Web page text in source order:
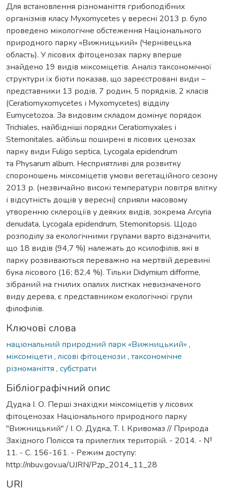
Для встановлення різноманіття грибоподібних
організмів класу Myxomycetes у вересні 2013 р. було
проведено мікологічне обстеження Національного
природного парку «Вижницький» (Чернівецька
область). У лісових фітоценозах парку вперше
знайдено 19 видів міксоміцетів. Аналіз таксономічної
структури їх біоти показав, що зареєстровані види −
представники 13 родів, 7 родин, 5 порядків, 2 класів
(Ceratiomyxomycetes і Myxomycetes) відділу
Eumycetozoa. За видовим складом домінує порядок
Trichiales, найбідніші порядки Ceratiomyxales і
Stemonitales. айбільш поширені в лісових ценозах
парку види Fuligo septica, Lycogala epidendrum
та Physarum album. Несприятливі для розвитку
спороношень міксоміцетів умови вегетаційного сезону
2013 р. (незвичайно високі температури повітря влітку
і відсутність дощів у вересні) сприяли масовому
утворенню склероціїв у деяких видів, зокрема Arcyria
denudata, Lycogala epidendrum, Stemonitopsis. Щодо
розподілу за екологічними групами варто відзначити,
що 18 видів (94,7 %) належать до ксилофілів, які в
парку розвиваються переважно на мертвій деревині
бука лісового (16; 82,4 %). Тільки Didymium difforme,
зібраний на гнилих опалих листках невизначеного
виду дерева, є представником екологічної групи
філофілів.
Ключові слова
національний природний парк «Вижницький» ,
міксоміцети , лісові фітоценози , таксономічне
різноманіття , субстрати
Бібліографічний опис
Дудка І. О. Перші знахідки міксоміцетів у лісових
фітоценозах Національного природного парку
"Вижницький" / І. О. Дудка, Т. І. Кривомаз // Природа
Західного Полісся та прилеглих територій. - 2014. - №
11. - С. 156-161. - Режим доступу:
http://nbuv.gov.ua/UJRN/Pzp_2014_11_28
URI